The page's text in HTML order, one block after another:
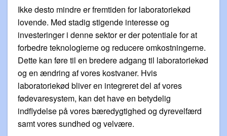
Ikke desto mindre er fremtiden for laboratoriekød
lovende. Med stadig stigende interesse og
investeringer i denne sektor er der potentiale for at
forbedre teknologierne og reducere omkostningerne.
Dette kan føre til en bredere adgang til laboratoriekød
og en ændring af vores kostvaner. Hvis
laboratoriekød bliver en integreret del af vores
fødevaresystem, kan det have en betydelig
indflydelse på vores bæredygtighed og dyrevelfærd
samt vores sundhed og velvære.